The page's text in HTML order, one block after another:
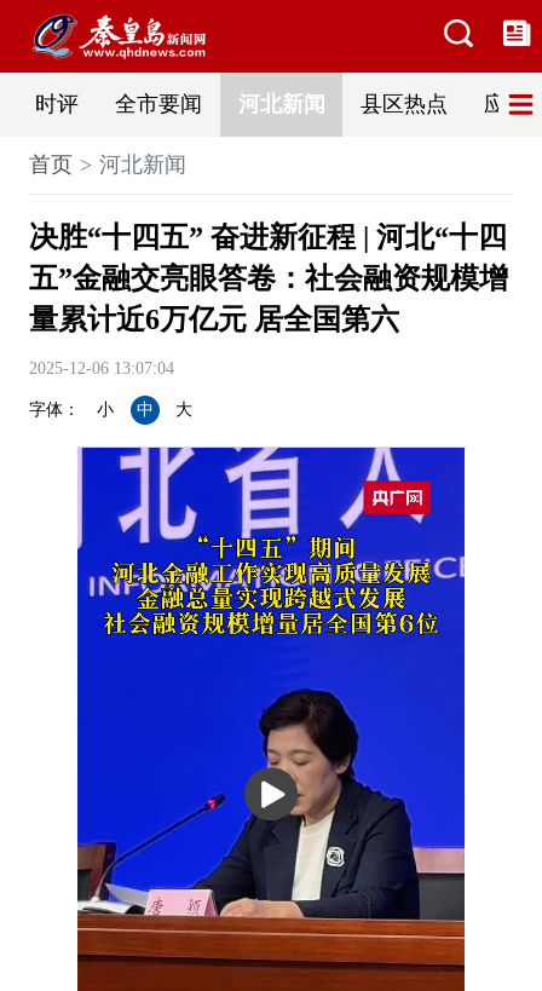
时评 全市要闻 河北新闻 县区热点 应急
首页 河北新闻
决胜“十四五” 奋进新征程 | 河北“十四
五”金融交亮眼答卷：社会融资规模增
量累计近6万亿元 居全国第六
2025-12-06 13:07:04
字体： 小 中 大